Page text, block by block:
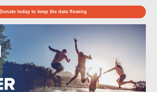
Donate today to keep the data flowing